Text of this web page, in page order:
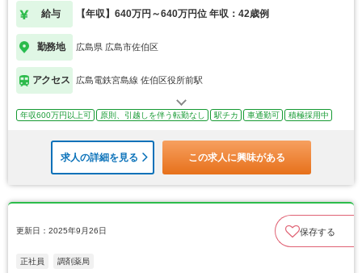
給与 【年収】640万円～640万円位 年収：42歳例
勤務地 広島県 広島市佐伯区
アクセス 広島電鉄宮島線 佐伯区役所前駅
年収600万円以上可 原則、引越しを伴う転勤なし 駅チカ 車通勤可 積極採用中
求人の詳細を見る この求人に興味がある
更新日：2025年9月26日 保存する
正社員 調剤薬局